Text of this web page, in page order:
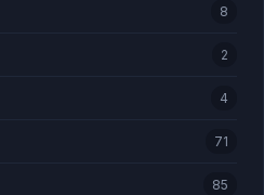
8
2
4
71
85